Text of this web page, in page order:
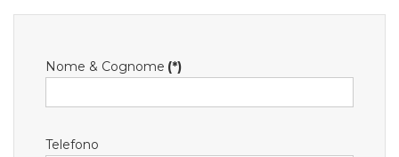
Nome & Cognome (*)
Telefono